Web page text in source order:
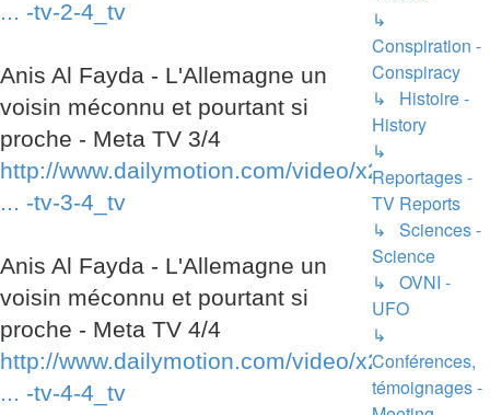
... -tv-2-4_tv
Anis Al Fayda - L'Allemagne un
voisin méconnu et pourtant si
proche - Meta TV 3/4
http://www.dailymotion.com/video/x2kjg0
... -tv-3-4_tv
Anis Al Fayda - L'Allemagne un
voisin méconnu et pourtant si
proche - Meta TV 4/4
http://www.dailymotion.com/video/x2kjpw
... -tv-4-4_tv
↳
Conspiration -
Conspiracy
↳ Histoire -
History
↳
Reportages -
TV Reports
↳ Sciences -
Science
↳ OVNI -
UFO
↳
Conférences,
témoignages -